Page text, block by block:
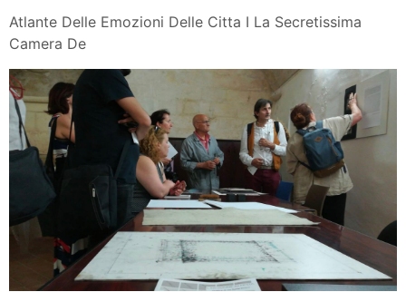
Atlante Delle Emozioni Delle Citta I La Secretissima
Camera De